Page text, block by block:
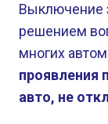
Выключение
решением
многих
проявления
авто, не